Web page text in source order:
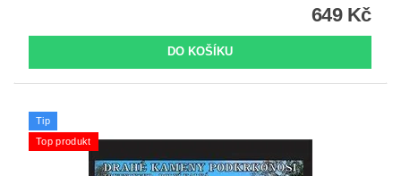
649 Kč
Tip
Top produkt